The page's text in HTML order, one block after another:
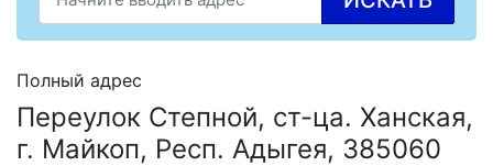
Полный адрес
Переулок Степной, ст-ца. Ханская,
г. Майкоп, Респ. Адыгея, 385060